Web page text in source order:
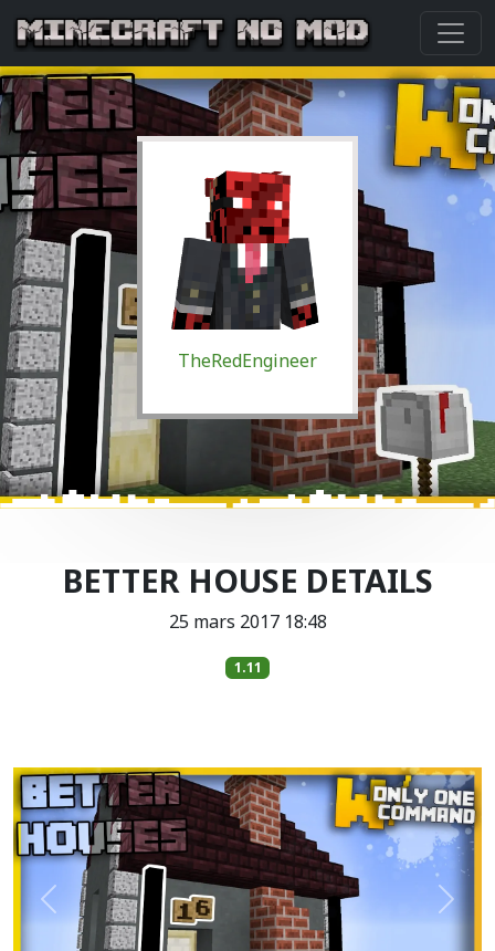
TheRedEngineer
BETTER HOUSE DETAILS
25 mars 2017 18:48
1.11
Précédent